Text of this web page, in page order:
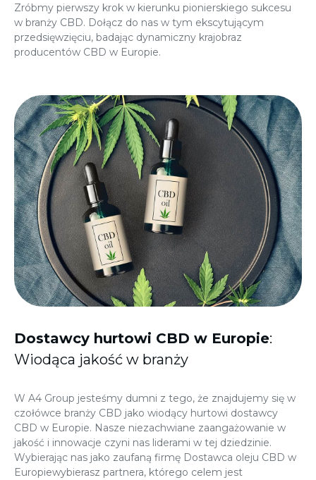
Zróbmy pierwszy krok w kierunku pionierskiego sukcesu
w branży CBD. Dołącz do nas w tym ekscytującym
przedsięwzięciu, badając dynamiczny krajobraz
producentów CBD w Europie.
Dostawcy hurtowi CBD w Europie:
Wiodąca jakość w branży
W A4 Group jesteśmy dumni z tego, że znajdujemy się w
czołówce branży CBD jako wiodący hurtowi dostawcy
CBD w Europie. Nasze niezachwiane zaangażowanie w
jakość i innowacje czyni nas liderami w tej dziedzinie.
Wybierając nas jako zaufaną firmę Dostawca oleju CBD w
Europiewybierasz partnera, którego celem jest